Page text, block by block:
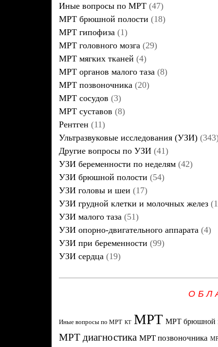
Иные вопросы по МРТ (47)
МРТ брюшной полости (18)
МРТ гипофиза (1)
МРТ головного мозга (29)
МРТ мягких тканей (4)
МРТ органов малого таза (8)
МРТ позвоночника (20)
МРТ сосудов (3)
МРТ суставов (8)
Рентген (11)
Ультразвуковые исследования (УЗИ)
Другие вопросы по УЗИ (41)
УЗИ беременности по неделям (42)
УЗИ брюшной полости (54)
УЗИ головы и шеи (17)
УЗИ грудной клетки и молочных желез
УЗИ малого таза (51)
УЗИ опорно-двигательного аппарата (4)
УЗИ при беременности (99)
УЗИ сердца (19)
Иные вопросы по МРТ КТ МРТ МРТ брюшной
МРТ диагностика МРТ позвоночника